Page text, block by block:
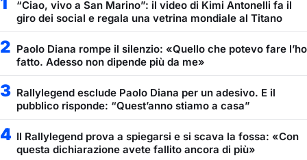
“Ciao, vivo a San Marino”: il video di Kimi Antonelli fa il
giro dei social e regala una vetrina mondiale al Titano
2 Paolo Diana rompe il silenzio: «Quello che potevo fare l’ho
fatto. Adesso non dipende più da me»
3 Rallylegend esclude Paolo Diana per un adesivo. E il
pubblico risponde: “Quest’anno stiamo a casa”
4 Il Rallylegend prova a spiegarsi e si scava la fossa: «Con
questa dichiarazione avete fallito ancora di più»